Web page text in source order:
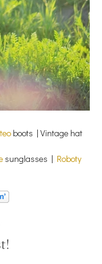
boots | Vintage hat
sunglasses | Roboty